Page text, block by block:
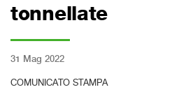
tonnellate
31 Mag 2022
COMUNICATO STAMPA